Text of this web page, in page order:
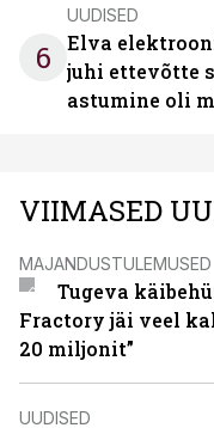
6
UUDISED
Elva
juhi ettevõtte
astumine oli
VIIMASED
MAJANDUSTULEMUSED
Tugeva
Fractory jäi veel
20 miljonit”
UUDISED